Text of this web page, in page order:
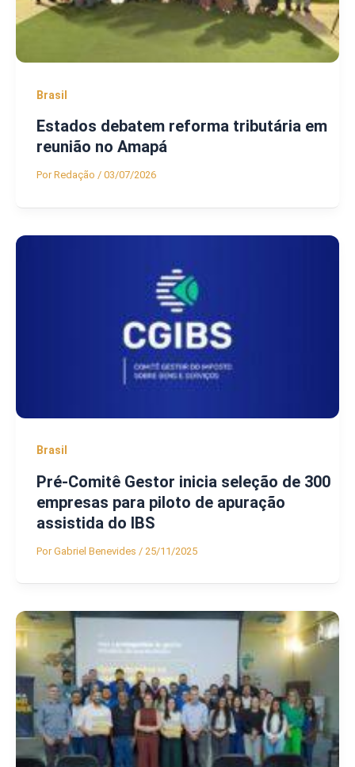
Brasil
Estados debatem reforma tributária em
reunião no Amapá
PorRedação / 03/07/2026
Brasil
Pré-Comitê Gestor inicia seleção de 300
empresas para piloto de apuração
assistida do IBS
PorGabriel Benevides / 25/11/2025